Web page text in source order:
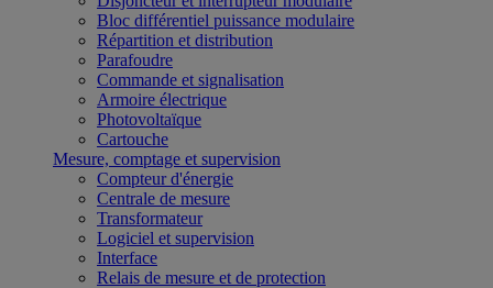
Bloc différentiel puissance modulaire
Répartition et distribution
Parafoudre
Commande et signalisation
Armoire électrique
Photovoltaïque
Cartouche
Mesure, comptage et supervision
Compteur d'énergie
Centrale de mesure
Transformateur
Logiciel et supervision
Interface
Relais de mesure et de protection